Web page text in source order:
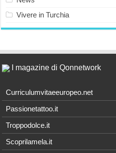
Vivere in Turchia
I magazine di Qonnetwork
Curriculumvitaeeuropeo.net
Passionetattoo.it
Troppodolce.it
Scoprilamela.it